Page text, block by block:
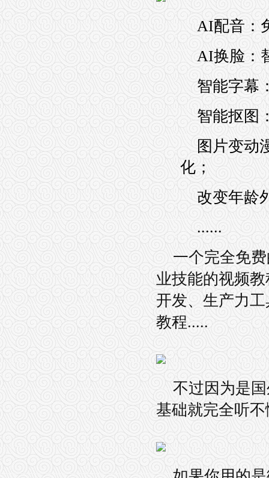
AI配音：
AI换脸：
智能字幕
智能抠图
图片变动
化；
改变年龄
......
一个完全免
业技能的视频
开发、生产力
教程.....
不过因为是
基础就完全听